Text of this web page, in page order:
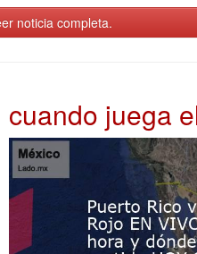
noticia completa.
cuando juega